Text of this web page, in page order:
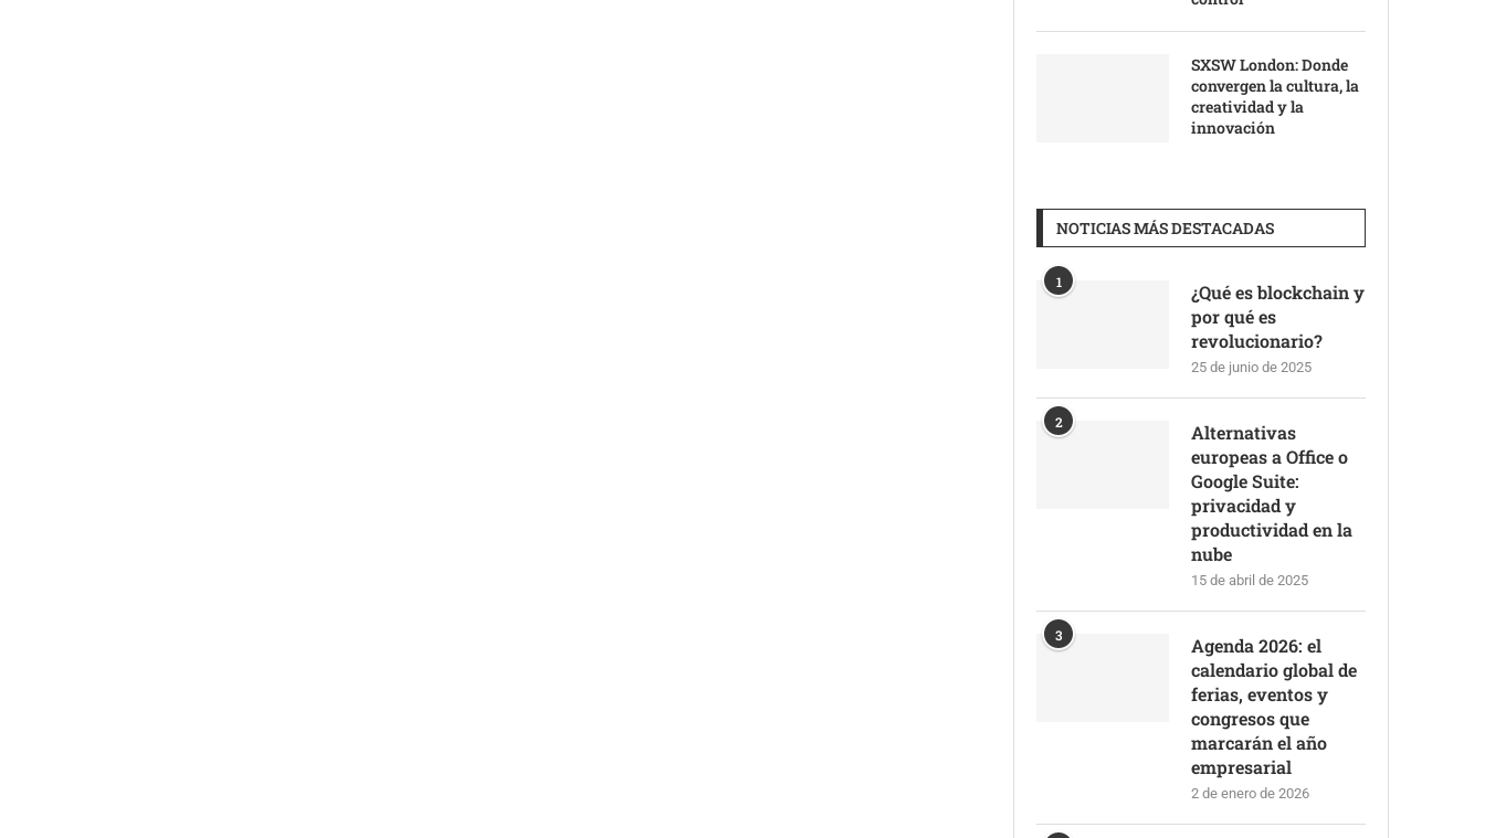
SXSW London: Donde
convergen la cultura, la
creatividad y la
innovación
NOTICIAS MÁS DESTACADAS
1
¿Qué es blockchain y
por qué es
revolucionario?
25 de junio de 2025
2
Alternativas
europeas a Office o
Google Suite:
privacidad y
productividad en la
nube
15 de abril de 2025
3
Agenda 2026: el
calendario global de
ferias, eventos y
congresos que
marcarán el año
empresarial
2 de enero de 2026